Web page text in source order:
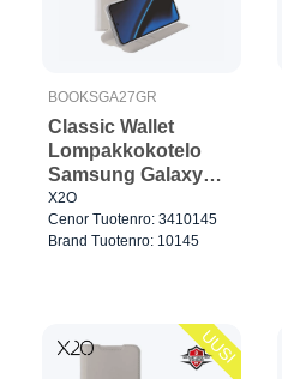
BOOKSGA27GR
Classic Wallet
Lompakkokotelo
Samsung Galaxy
A27 5G Greige
X2O
Cenor Tuotenro: 3410145
Brand Tuotenro: 10145
UUSI